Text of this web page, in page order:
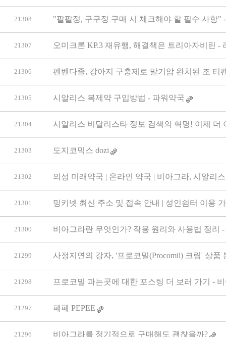
21308 "팔팔정, 구구정 구매 시 체크해야 할 필수 사항"
21307 오미크론 KP.3 재유행, 해결책은 트리아자비린
21306 펜벤다졸, 강아지 구충제로 말기암 완치된 조 티
21305 시알리스 복제약 구입방법 - 파워약국
21304 시알리스 비달리스타 정보 검색의 혁명! 이제
21303 도지코믹스 dozi
21302 의성 미래약국 | 온라인 약국 | 비아그라, 시알리
21301 밍키넷 최신 주소 및 접속 안내 | 성인쉼터 이용
21300 비아그라란 무엇인가? 작용 원리와 사용법 정리
21299 사정지연의 강자, '프로코밀(Procomil) 크림' 상
21298 프로코밀 파는곳에 대한 포스팅 더 보러 가기 -
21297 페페 PEPEE
21296 비아그라를 정기적으로 구매해도 괜찮을까?